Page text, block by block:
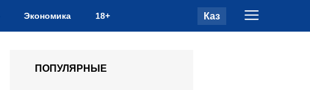
Экономика 18+ Каз
ПОПУЛЯРНЫЕ